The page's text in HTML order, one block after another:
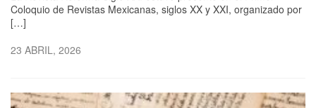
Coloquio de Revistas Mexicanas, siglos XX y XXI, organizado por
[…]
23 ABRIL, 2026